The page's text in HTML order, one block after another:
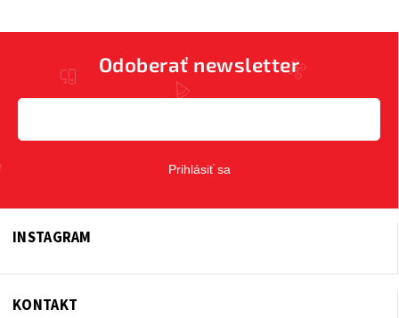
Odoberať newsletter
Prihlásiť sa
INSTAGRAM
KONTAKT